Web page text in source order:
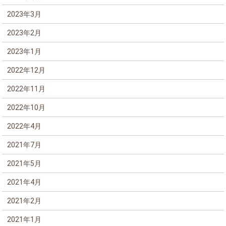
2023年3月
2023年2月
2023年1月
2022年12月
2022年11月
2022年10月
2022年4月
2021年7月
2021年5月
2021年4月
2021年2月
2021年1月